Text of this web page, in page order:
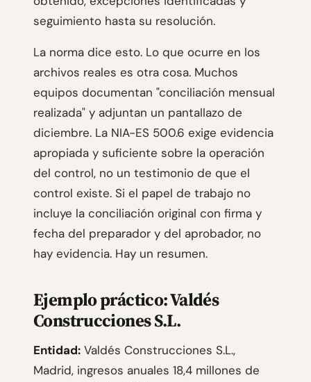
seguimiento hasta su resolución.
La norma dice esto. Lo que ocurre en los
archivos reales es otra cosa. Muchos
equipos documentan "conciliación mensual
realizada" y adjuntan un pantallazo de
diciembre. La NIA-ES 500.6 exige evidencia
apropiada y suficiente sobre la operación
del control, no un testimonio de que el
control existe. Si el papel de trabajo no
incluye la conciliación original con firma y
fecha del preparador y del aprobador, no
hay evidencia. Hay un resumen.
Ejemplo práctico: Valdés
Construcciones S.L.
Entidad: Valdés Construcciones S.L.,
Madrid, ingresos anuales 18,4 millones de